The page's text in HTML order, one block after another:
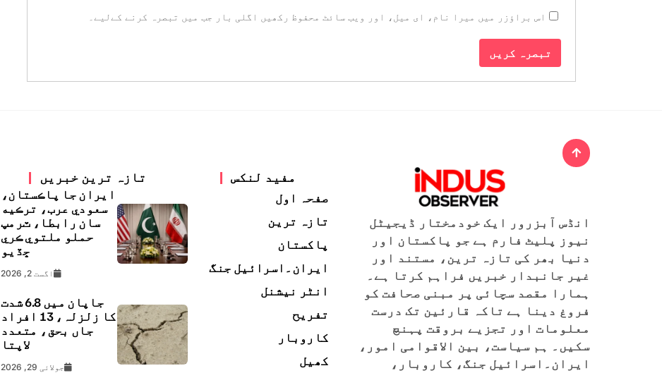
اس براؤزر میں میرا نام، ای میل، اور ویب سائٹ محفوظ رکھیں اگلی بار جب میں تبصرہ کرنے کےلیے۔
انڈس آبزرور ایک خودمختار ڈیجیٹل
نیوز پلیٹ فارم ہے جو پاکستان اور
دنیا بھر کی تازہ ترین، مستند اور
غیر جانبدار خبریں فراہم کرتا ہے۔
ہمارا مقصد سچائی پر مبنی صحافت کو
فروغ دینا ہے تاکہ قارئین تک درست
معلومات اور تجزیے بروقت پہنچ
سکیں۔ ہم سیاست، بین الاقوامی امور،
ایران۔اسرائیل جنگ، کاروبار،
مفید لنکس
صفحہ اول
تازہ ترین
پاکستان
ایران۔اسرائیل جنگ
انٹر نیشنل
تفریح
کاروبار
کھیل
تازہ ترین خبریں
ايران جا پاڪستان،
سعودي عرب، ترڪيه
سان رابطا، ٽرمپ
حملو ملتوي ڪري
ڇڏيو
اگست 2, 2026
جاپان میں 6.8 شدت
کا زلزلہ، 13 افراد
جاں بحق، متعدد
لاپتا
جولائی 29, 2026